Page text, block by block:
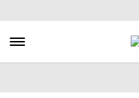
au
principal
Toggle navigation